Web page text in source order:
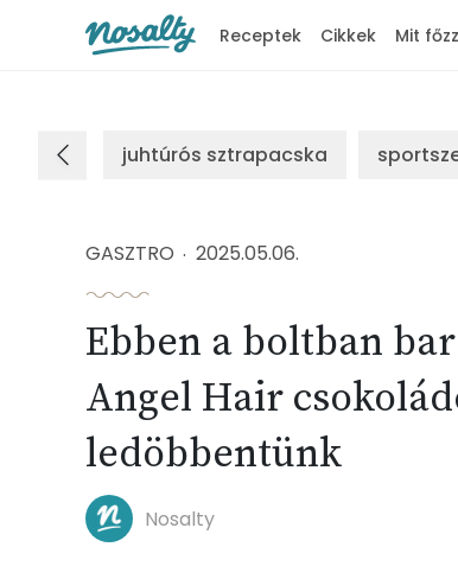
Receptek Cikkek Mit
juhtúrós sztrapacska
GASZTRO 2025.05.06.
Ebben a boltban
Angel Hair
ledöbbentünk
Nosalty